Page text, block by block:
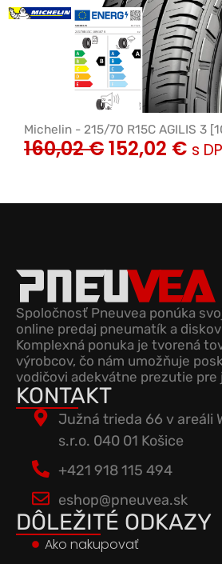
Michelin - 215/70 R15C AGILIS 3
160,02€152,02 € s
Spoločnosť Pneuvea ponúka
online predaj pneumatík a
Komplexná ponuka je tvorená
výrobcov, čo nám umožňuje
vodičovi adekvátne prezutie pre
KONTAKT
Južná trieda 66 v areáli
s.r.o. 040 01 Košice
+421 918 115 494
eshop@pneuvea.sk
DÔLEŽITÉ ODKAZY
Ako nakupovať